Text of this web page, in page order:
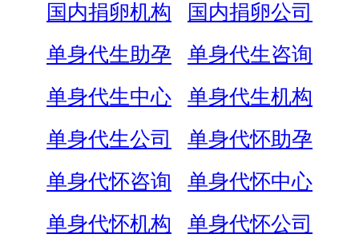
国内捐卵机构
国内捐卵公司
单身代生助孕
单身代生咨询
单身代生中心
单身代生机构
单身代生公司
单身代怀助孕
单身代怀咨询
单身代怀中心
单身代怀机构
单身代怀公司